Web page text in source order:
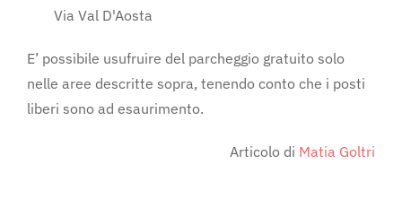
Via Val D'Aosta
E’ possibile usufruire del parcheggio gratuito solo
nelle aree descritte sopra, tenendo conto che i posti
liberi sono ad esaurimento.
Articolo di Matia Goltri